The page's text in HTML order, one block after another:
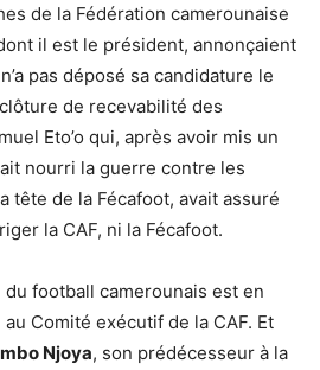
de la Fédération camerounaise
il est le président, annonçaient
pas déposé sa candidature le
de recevabilité des
Eto’o qui, après avoir mis un
nourri la guerre contre les
tête de la Fécafoot, avait assuré
la CAF, ni la Fécafoot.
football camerounais est en
Comité exécutif de la CAF. Et
Njoya, son prédécesseur à la